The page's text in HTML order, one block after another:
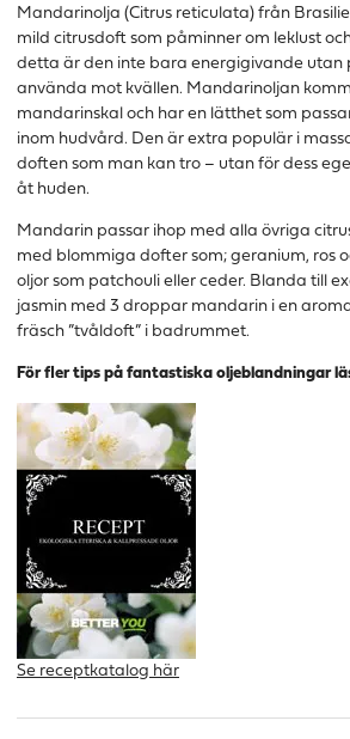
Mandarinolja (Citrus reticulata) från
mild citrusdoft som påminner om leklust
detta är den inte bara energigivande utan
använda mot kvällen. Mandarinoljan
mandarinskal och har en lätthet som
inom hudvård. Den är extra populär i
doften som man kan tro – utan för dess
åt huden.
Mandarin passar ihop med alla övriga
med blommiga dofter som; geranium, ros
oljor som patchouli eller ceder. Blanda till
jasmin med 3 droppar mandarin i en
fräsch ”tvåldoft” i badrummet.
För fler tips på fantastiska oljeblandningar
Se receptkatalog här